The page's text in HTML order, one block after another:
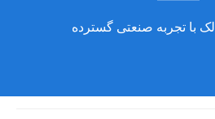
با تجربه صنعتی گسترده